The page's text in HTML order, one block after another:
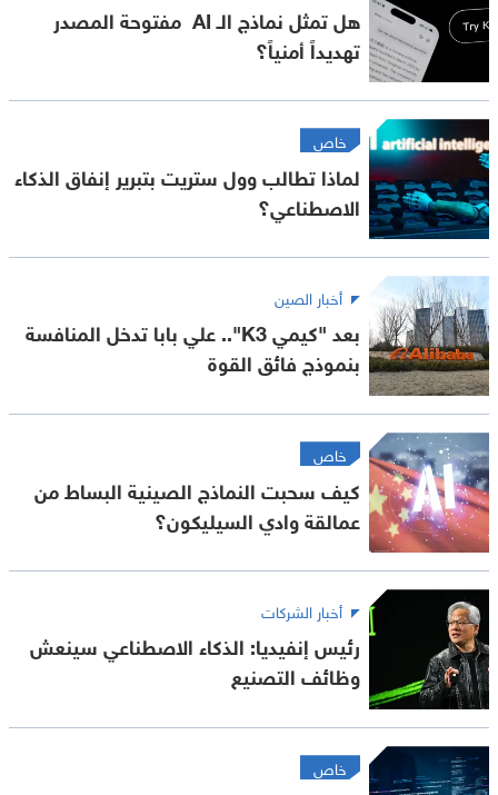
هل تمثل نماذج الـ AI مفتوحة المصدر
تهديداً أمنياً؟
خاص
لماذا تطالب وول ستريت بتبرير إنفاق الذكاء
الاصطناعي؟
أخبار الصين
بعد "كيمي K3".. علي بابا تدخل المنافسة
بنموذج فائق القوة
خاص
كيف سحبت النماذج الصينية البساط من
عمالقة وادي السيليكون؟
أخبار الشركات
رئيس إنفيديا: الذكاء الاصطناعي سينعش
وظائف التصنيع
خاص